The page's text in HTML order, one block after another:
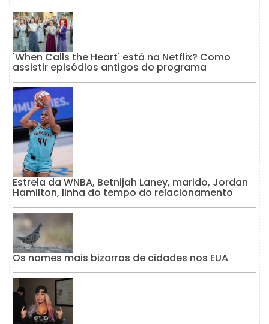
'When Calls the Heart' está na Netflix? Como
assistir episódios antigos do programa
Estrela da WNBA, Betnijah Laney, marido, Jordan
Hamilton, linha do tempo do relacionamento
Os nomes mais bizarros de cidades nos EUA